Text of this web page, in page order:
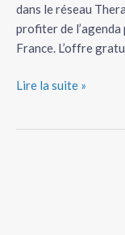
dans le réseau
profiter de
France. L’offre
Lire la suite »